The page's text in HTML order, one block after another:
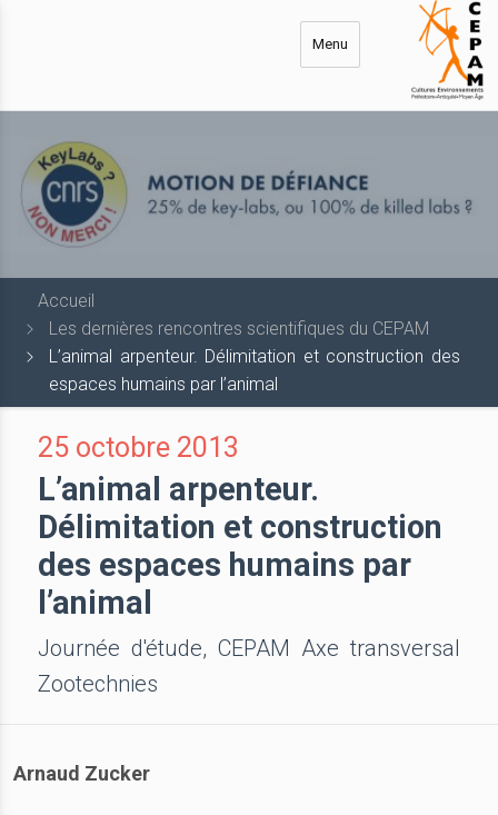
Menu
Accueil
Les dernières rencontres scientifiques du CEPAM
L’animal arpenteur. Délimitation et construction des
espaces humains par l’animal
25 octobre 2013
L’animal arpenteur.
Délimitation et construction
des espaces humains par
l’animal
Journée d'étude, CEPAM Axe transversal
Zootechnies
Arnaud Zucker